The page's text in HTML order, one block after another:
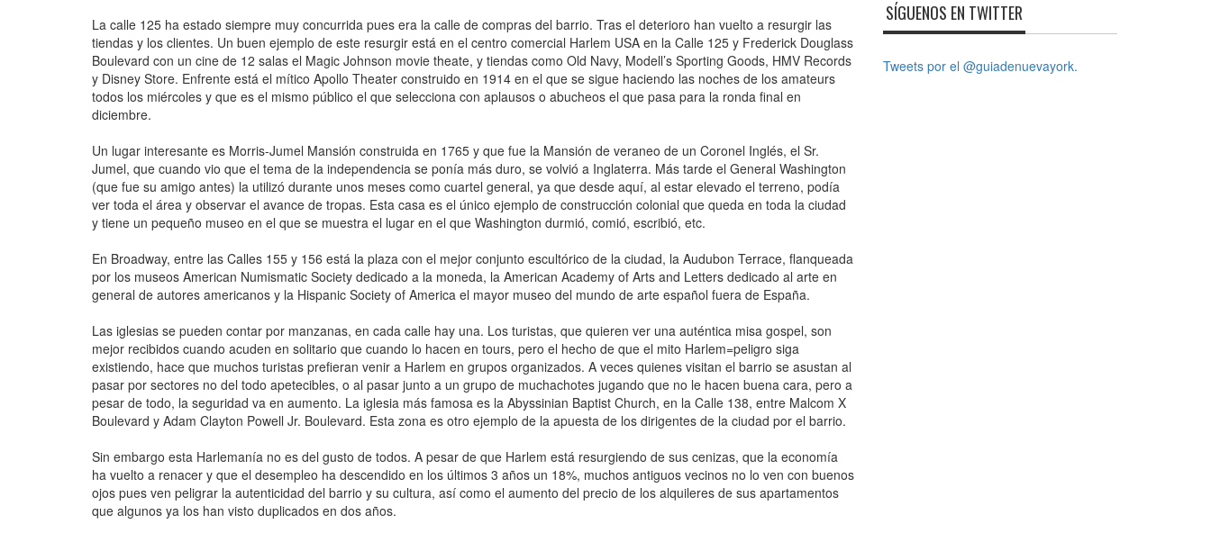
La calle 125 ha estado siempre muy concurrida pues era la calle de compras del barrio. Tras el deterioro han vuelto a resurgir las
tiendas y los clientes. Un buen ejemplo de este resurgir está en el centro comercial Harlem USA en la Calle 125 y Frederick Douglass
Boulevard con un cine de 12 salas el Magic Johnson movie theate, y tiendas como Old Navy, Modell’s Sporting Goods, HMV Records
y Disney Store. Enfrente está el mítico Apollo Theater construido en 1914 en el que se sigue haciendo las noches de los amateurs
todos los miércoles y que es el mismo público el que selecciona con aplausos o abucheos el que pasa para la ronda final en
diciembre.
Un lugar interesante es Morris-Jumel Mansión construida en 1765 y que fue la Mansión de veraneo de un Coronel Inglés, el Sr.
Jumel, que cuando vio que el tema de la independencia se ponía más duro, se volvió a Inglaterra. Más tarde el General Washington
(que fue su amigo antes) la utilizó durante unos meses como cuartel general, ya que desde aquí, al estar elevado el terreno, podía
ver toda el área y observar el avance de tropas. Esta casa es el único ejemplo de construcción colonial que queda en toda la ciudad
y tiene un pequeño museo en el que se muestra el lugar en el que Washington durmió, comió, escribió, etc.
En Broadway, entre las Calles 155 y 156 está la plaza con el mejor conjunto escultórico de la ciudad, la Audubon Terrace, flanqueada
por los museos American Numismatic Society dedicado a la moneda, la American Academy of Arts and Letters dedicado al arte en
general de autores americanos y la Hispanic Society of America el mayor museo del mundo de arte español fuera de España.
Las iglesias se pueden contar por manzanas, en cada calle hay una. Los turistas, que quieren ver una auténtica misa gospel, son
mejor recibidos cuando acuden en solitario que cuando lo hacen en tours, pero el hecho de que el mito Harlem=peligro siga
existiendo, hace que muchos turistas prefieran venir a Harlem en grupos organizados. A veces quienes visitan el barrio se asustan al
pasar por sectores no del todo apetecibles, o al pasar junto a un grupo de muchachotes jugando que no le hacen buena cara, pero a
pesar de todo, la seguridad va en aumento. La iglesia más famosa es la Abyssinian Baptist Church, en la Calle 138, entre Malcom X
Boulevard y Adam Clayton Powell Jr. Boulevard. Esta zona es otro ejemplo de la apuesta de los dirigentes de la ciudad por el barrio.
Sin embargo esta Harlemanía no es del gusto de todos. A pesar de que Harlem está resurgiendo de sus cenizas, que la economía
ha vuelto a renacer y que el desempleo ha descendido en los últimos 3 años un 18%, muchos antiguos vecinos no lo ven con buenos
ojos pues ven peligrar la autenticidad del barrio y su cultura, así como el aumento del precio de los alquileres de sus apartamentos
que algunos ya los han visto duplicados en dos años.
SÍGUENOS EN TWITTER
Tweets por el @guiadenuevayork.